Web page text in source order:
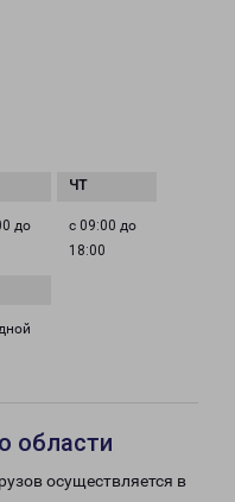
до
с 09:00 до
18:00
области
осуществляется в